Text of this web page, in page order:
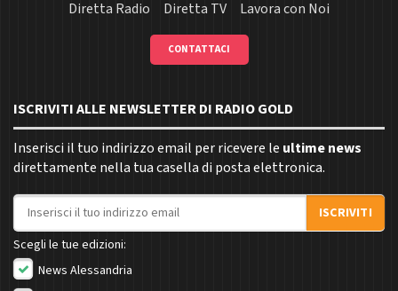
Diretta Radio
Diretta TV Lavora con Noi
CONTATTACI
ISCRIVITI ALLE NEWSLETTER DI RADIO GOLD
Inserisci il tuo indirizzo email per ricevere le ultime news
direttamente nella tua casella di posta elettronica.
Indirizzo email
ISCRIVITI
Scegli le tue edizioni:
News Alessandria